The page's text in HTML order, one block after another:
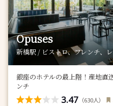
Opuses
新橋駅 / ビストロ、フレンチ、
銀座のホテルの最上階！産地直
ンチ
3.47 （630人）